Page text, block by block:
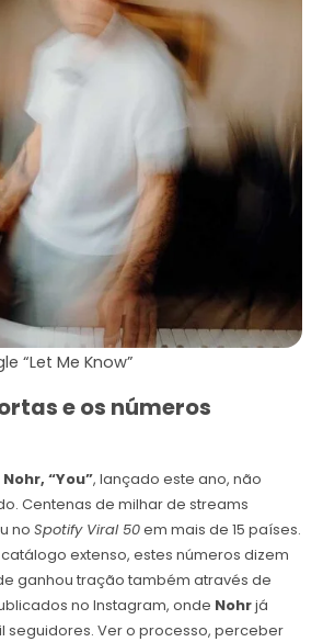
“Let Me Know”
e os números
Nohr, “You”, lançado este ano, não
Centenas de milhar de streams
no Spotify Viral 50em mais de 15 países.
extenso, estes números dizem
ganhou tração também através de
no Instagram, onde Nohrjá
seguidores. Ver o processo, perceber